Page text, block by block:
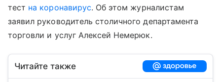
тест на коронавирус. Об этом журналистам
заявил руководитель столичного департамента
торговли и услуг Алексей Немерюк.
Читайте также